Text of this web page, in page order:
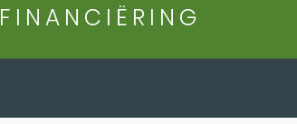
FINANCIËRING